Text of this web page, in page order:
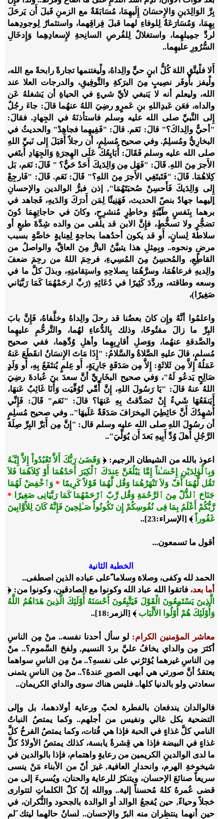
بِرَّ الوَالِدَينِ وَالإِحسَانَ إِلَيهِمَا، مُسَابَقَةٌ مع الزمنِ قَبلَ أَن يَرحَلَ
بِهِمَا، وَمُسَارَعَةٌ لِلوفاءِ لهما قبلَ فِراقِهما، واستثمارٌ لِوجودِهما
لردِّ جمِيلهِما، واستغلالٌ لِلفُرصِ السانِحةِ لإِسعادِهِما وَإِدخَالِ
السُّرُورِ عليهِما..
أَلا فلْيتَّقِ اللهَ كُلُّ ابنٍ حيٍّ والِداهُ، ولْيغتنمها تجارةً رابحةً مع الله،
ولْيفز بأَوفَر نصِيبٍ مِنَ البرَكةِ والتَّوفِيقِ، والدرجات العلا عند
الله، وليعلم أنه لا يَنبغي لأيِّ شيءٍ في الحياةِ أن يَشغلهُ عَن
والداه، فعَن عَبدِاللهِ بنِ عَمرٍو رضِيَ اللهُ عنهُما قالَ: جاءَ رجُلٌ
إِلى النَّبيِّ صلى الله عليه وسلم فاستأذنَهُ في الجِهادِ. فقالَ:
"أحيٌّ والِداكَ؟" قالَ: نَعَم. قالَ: "فَفِيهِما فجاهِدْ" والحديثُ في
البخارِيُّ ومُسلِمٌ. وفي صحيح مُسلِمٍ، أن رجلاً أَقبَلَ إِلى نَبيِّ اللهِ
صلى الله عليه وسلم فَقَالَ: أُبَايِعُكَ عَلَى الهِجرَةِ وَالجِهَادِ أَبتَغي
الأَجرَ مِنَ اللهِ. قَالَ: "فَهَل مِن وَالِدَيكَ أَحَدٌ حَيٌّ؟ " قَالَ: نَعَم، بَل
كِلاهُمَا. قَالَ: "فَتَبتَغِي الأَجرَ مِنَ اللهِ؟" قَالَ: نَعَم. قَالَ: "فَارجِعْ
إِلى وَالِدَيكَ فَأَحسِنْ صُحبَتَهُمَا", إذن فبرُّ الوالدين والإحسانِ
إليهما جهادٌ بنصّ الحديث، فَهَنِيئًا لِمَن أَدرَكَ وَالدَيهِ، فَجاهد في
برهما بِنَفسٍ طَيِّبَةٍ وخاطِرٍ مُنشرِحٍ، وكانَ في حاجاتِهِمَا دُونَ
تضجُّرٍ ولا تسخُّطٍ، فإِنَّ الابن قد يلقى من والده شِدَّةَ طبعٍ أو
سلاطةَ لِسانٍ، أَو قد يكون أحدُهما بحاجةٍ لِعِنايةٍ خاصَّةٍ بسبب
مرضٍ ونحوه.. وبِمِثلِ هذا يتبيَّنُ البارُّ مِنَ العاقِّ، والواصلُ من
القاطِعِ، والمُحسِنُ مِنَ المُسِيءِ، فرحِمَ اللهُ من رحِمَ ضعفَ
والِديهِ فرعاهُمَا، وسرَّهُمَا بِصلاحِهِ واستِقامتِهِ، وبذلَ كلَّ ما في
وسعه وطاقته، وردَّدَ كَثِيرًا في دُعَائِهِ (رَبِّ ارحَمْهُمَا كَمَا رَبَّيَاني
صَغِيرًا)،
واعلمُوا أنَّهُ وإِن كانَ بعضُنا قد رحلَ والِداهُ وخلَّفاهُ، فَإِنَّ بابَ
البِرِّ ما زالَ مفتُوحًا، وذلك بِالدُّعاءِ لهُما، والتَّرحُّمِ عليهِما
والصَّدقةِ عنهُما، ووَصلِ أقارِبِهِما وأهلِ وُدِّهِما، ففي صحيح
مُسلمٍ، قالَ عليهِ الصَّلاةُ والسَّلامُ: "إِذَا مَاتَ الإِنسَانُ انقَطَعَ عَنهُ
عَمَلُهُ إِلاَّ مِن ثَلاثَةٍ: إِلاَّ مِن صَدَقَةٍ جَارِيَةٍ، أَو عِلمٍ يُنتَفَعُ بِهِ، أَو وَلَدٍ
صَالِحٍ يَدعُو لَهُ"، وَفي صحيح البخَارِيِّ أنَّ سعدَ بنَ عُبادةَ رضِيَ
اللهُ عنهُ قالَ: "يَا رَسُولَ اللهِ، إِنَّ أُمِّي تُوُفِّيَت وَأَنَا غَائِبٌ عَنهَا،
أَيَنفَعُهَا شَيءٌ إِنْ تَصَدَّقتُ بِهِ عَنهَا؟ قالَ: "نَعَم" قَالَ: فَإِنِّي
أُشهِدُكَ أَنَّ حَائِطِيَ المِخرَافَ صَدَقَةٌ عَلَيهَا".. وفي صحيح مُسلِمٍ
أن رسُولَ اللهِ صلى الله عليه وسلم قال: "إِنَّ مِن أَبَرِّ البِرِّ صِلَةَ
الرَّجُلِ أَهلَ وُدِّ أَبِيهِ بَعدَ أَن يُوَلِّيَ"..
اعوذ بالله من الشيطان الرجيم: ﴿ وَقَضَىٰ رَبُّكَ أَلاَّ تَعْبُدُواْ إِلاَّ إِيَّـٰهُ
وَبِٱلْوٰلِدَيْنِ إِحْسَـٰناً إِمَّا يَبْلُغَنَّ عِندَكَ ٱلْكِبَرَ أَحَدُهُمَا أَوْ كِلاَهُمَا فَلاَ
تَقُل لَّهُمَا أُفّ وَلاَ تَنْهَرْهُمَا وَقُل لَّهُمَا قَوْلاً كَرِيمًا * وَٱخْفِضْ لَهُمَا
جَنَاحَ ٱلذُّلّ مِنَ ٱلرَّحْمَةِ وَقُل رَّبّ ٱرْحَمْهُمَا كَمَا رَبَّيَانِى صَغِيرًا *
رَّبُّكُمْ أَعْلَمُ بِمَا فِى نُفُوسِكُمْ إِن تَكُونُواْ صَـٰلِحِينَ فَإِنَّهُ كَانَ لِلاْوَّابِينَ
غَفُوراً
﴾ [الإسراء:23]..
أقول ما تسمعون...
الخطبة الثانية
الحمد لله وكفى، وصلاة وسلاما ًعلى عباده الذين اصطفى..
أما بعد،فاتقوا الله عباد الله وكونوا مع الصادقين، وكونوا من: ﴿
الَّذِينَ يَسْتَمِعُونَ الْقَوْلَ فَيَتَّبِعُونَ أَحْسَنَهُ أُوْلَئِكَ الَّذِينَ هَدَاهُمُ اللَّهُ
وَأُوْلَئِكَ هُمْ أُوْلُوا الأَلْبَاب ﴾ [الزمر:18]..
معاشر المؤمنين الكرام:لو سأل أحدنا نفسه.. منْ مِن الناسِ
أكثرَ مِن والداي يخافُ عليَّ بردَ النسيم, ولفحَ السَّموم؟.. منْ
مِن الناسِ غيرهما يُؤثرُني على نفسهِ؟.. منْ مِن الناسِ سواهما
يعتقدُ أنَّ صورتي هي أبهى الصورِ عندهُ؟.. منْ مِن الناسِ يتمنى
سعادتي ولو بالدنيا كلها.. فليس هناك سوى والداي الكريمان..
فالوالدان يندفعان بالفطرة لحبّ ورعاية أولادهما، بل وإلى
التضحية بكل غالي ونفيس من أجلهم.. وكما يمتصُ النباتُ
النامي كلَّ غذاءٍ في الحبة فإذا هي فُتات، وكما يمتصُ الفرخُ كلَّ
غذاءٍ في البيضة فإذا هي قِشرةٌ يابسة، كذلك يمتصُ الأولادُ كلَّ
ما لدى الوالدينِ الكريمين من رعايةٍ واهتمام، فإذا بالوالدين في
شيخوخةِ الهرم، وانحدارِ العافية, غيرَ أنّ من الأبناء مَنْ ينسى
سريعاً صنائعَ الإحسان، ويتنكرُ للرعاية والحنان، ويُسيءَ إلى من
قضى عُمرهُ كلهُ مُحسناً إلية.. ووالله إنّ كلّ الكلماتِ لتتوارى
خجلاً وحياءً, حين يُفجعُ الوالد أو الوالدة بالجحود والنُّكران، في
حين أنهما ينتظران منه البرّ والإحسان.. لسانُ حالهِما ليتك َلم